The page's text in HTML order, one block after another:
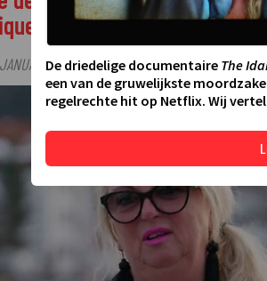
begint te irriteren'
2025 10:00
De driedelige documentaire The
een van de gruwelijkste
regelrechte hit op Netflix. Wij